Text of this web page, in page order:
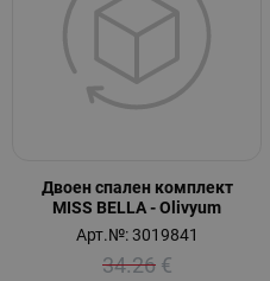
Двоен спален комплект
MISS BELLA - Olivyum
Арт.№: 3019841
34.26 €